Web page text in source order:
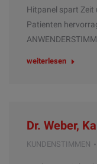
Hitpanel spart Zeit
Patienten
weiterlesen
Dr. Weber,
KUNDENSTIMMEN